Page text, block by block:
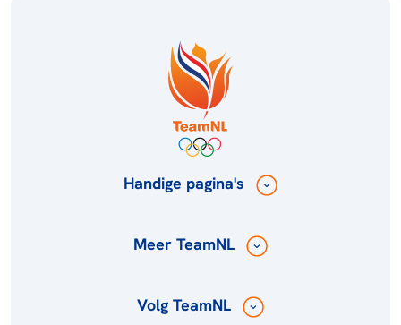
Handige pagina's
Meer TeamNL
Volg TeamNL